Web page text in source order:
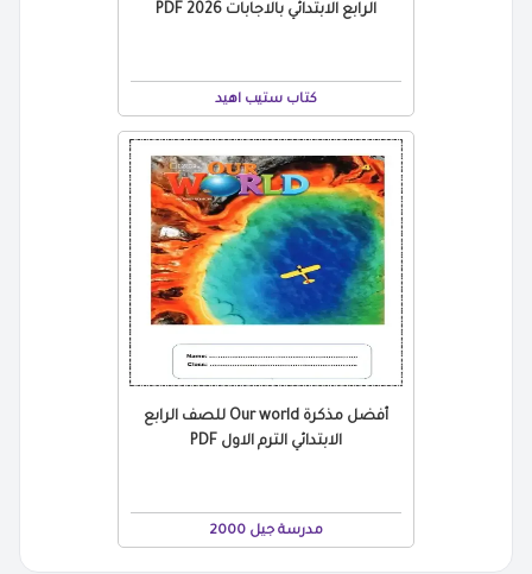
الرابع الابتدائي بالاجابات 2026 PDF
كتاب ستيب اهيد
أفضل مذكرة Our world للصف الرابع
الابتدائي الترم الاول PDF
مدرسة جيل 2000